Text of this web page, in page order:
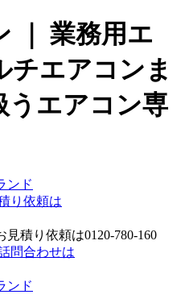
｜ 業務用エ
チエアコンま
うエアコン専
り依頼は
問合わせは